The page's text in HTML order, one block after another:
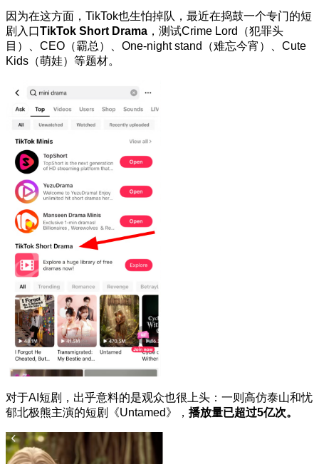
因为在这方面，TikTok也生怕掉队，最近在捣鼓一个专门的短
剧入口TikTok Short Drama ，测试Crime Lord（犯罪头
目）、CEO（霸总）、One-night stand（难忘今宵）、Cute
Kids（萌娃）等题材。
对于AI短剧，出乎意料的是观众也很上头：一则高仿泰山和忧
郁北极熊主演的短剧
《Untamed》 ， 播放量已超过5亿次。